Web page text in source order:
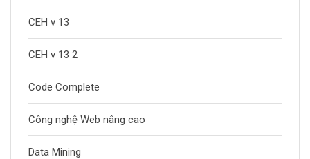
CEH v 13
CEH v 13 2
Code Complete
Công nghệ Web nâng cao
Data Mining